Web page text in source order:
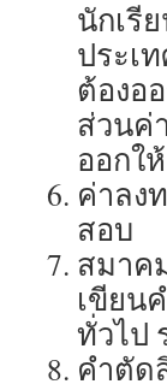
นักเรี
ประเ
ต้องอ
ส่วนค่
ออกให้
ค่าลง
สอบ
สมาค
เขียน
ทั่วไป
คำตัด